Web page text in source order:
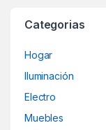
Categorias
Hogar
Iluminación
Electro
Muebles